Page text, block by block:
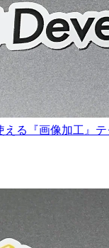
える『画像加工』